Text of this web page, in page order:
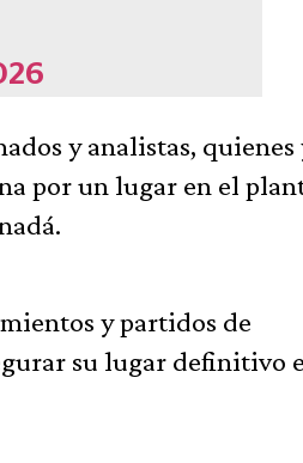
y analistas, quienes
por un lugar en el
y partidos de
su lugar definitivo